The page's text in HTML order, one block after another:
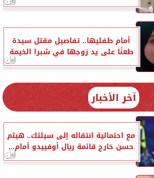
أمام طفليها.. تفاصيل مقتل سيدة
طعنًا على يد زوجها في شبرا الخيمة
آخر الأخبار
مع احتمالية انتقاله إلى سيلتك.. هيثم
حسن خارج قائمة ريال أوفييدو أمام...